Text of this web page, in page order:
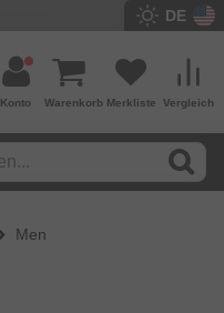
DE
Vergleich
Merkliste
Warenkorb
Konto
Men